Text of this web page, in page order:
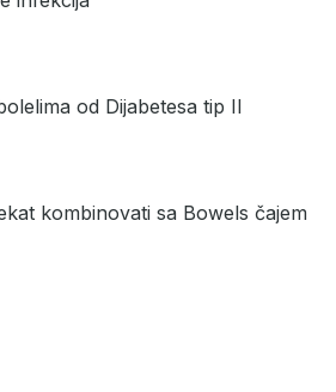
od Dijabetesa tip II
kombinovati sa Bowels čajem